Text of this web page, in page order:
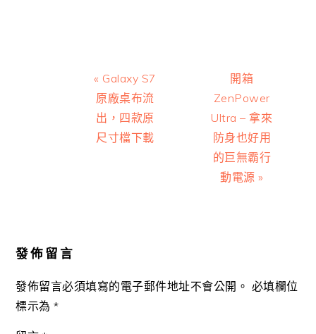
Previous
Post:
« Galaxy S7
原廠桌布流
出，四款原
尺寸檔下載
Next
Post:
開箱
ZenPower
Ultra – 拿來
防身也好用
的巨無霸行
動電源 »
發佈留言
發佈留言必須填寫的電子郵件地址不會公開。 必填欄位
標示為*